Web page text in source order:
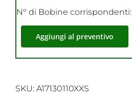
N° di Bobine corrispondenti:
Aggiungi al preventivo
SKU: A17130110XXS